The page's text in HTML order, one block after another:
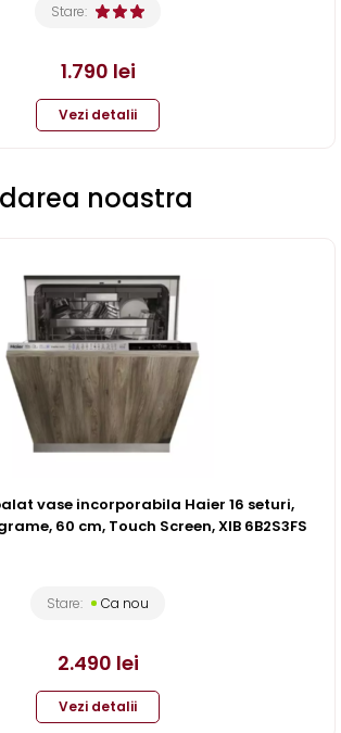
Stare:
1.790 lei
Vezi detalii
noastra
vase incorporabila Haier 16 seturi,
60 cm, Touch Screen, XIB 6B2S3FS
Stare: Ca nou
2.490 lei
Vezi detalii